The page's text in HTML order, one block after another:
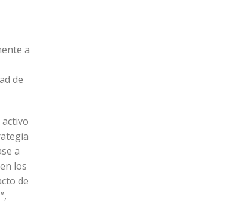
a
de
a
los
de